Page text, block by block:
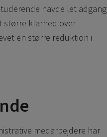
havde let adgang
større klarhed over
en større reduktion i
medarbejdere har